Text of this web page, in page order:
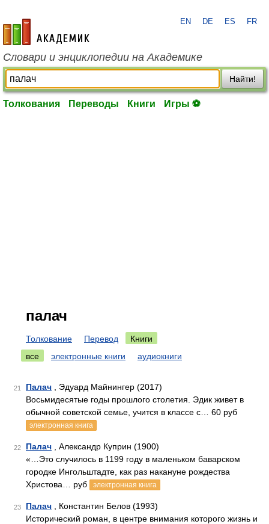
academic.ru
EN DE ES FR
Словари и энциклопедии на Академике
Найти!
Толкования Переводы Книги Игры ⚽
палач
Толкование Перевод
Книги
все
электронные книги аудиокниги
21 Палач , Эдуард Майнингер (2017)
Восьмидесятые годы прошлого столетия. Эдик живет в
обычной советской семье, учится в классе с… 60 руб
электронная книга
22 Палач , Александр Куприн (1900)
«…Это случилось в 1199 году в маленьком баварском
городке Ингольштадте, как раз накануне рождества
Христова… руб
электронная книга
23 Палач , Константин Белов (1993)
Исторический роман, в центре внимания которого жизнь и